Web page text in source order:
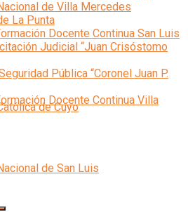
de Cuyo
de San Luis
de Villa Mercedes
La Punta
Docente Continua San Luis
Judicial “Juan Crisóstomo
Pública “Coronel Juan P.
Docente Continua Villa